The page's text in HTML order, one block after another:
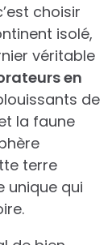
choisir
isolé,
véritable
en
de
la faune
terre
unique qui